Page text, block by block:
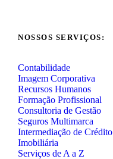
NOSSOS SERVIÇOS:
Contabilidade
Imagem Corporativa
Recursos Humanos
Formação Profissional
Consultoria de Gestão
Seguros Multimarca
Intermediação de Crédito
Imobiliária
Serviços de A a Z